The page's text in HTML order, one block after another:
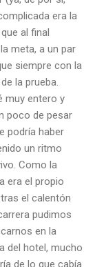
era la
al final
meta, a un par
siempre con la
la prueba.
muy entero y
poco de pesar
podría haber
un ritmo
Como la
era el propio
el calentón
pudimos
en la
del hotel, mucho
de lo que cabía